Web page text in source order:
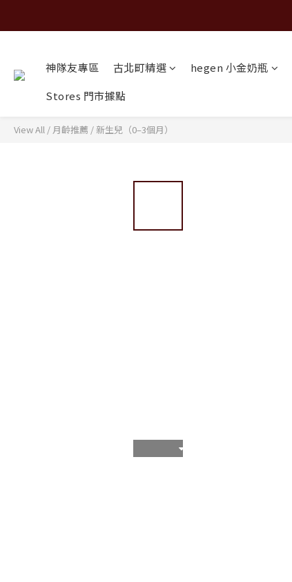
神隊友專區 古北町精選 hegen 小金奶瓶
Stores 門市據點
View All / 月齡推薦 /新生兒（0–3個月）